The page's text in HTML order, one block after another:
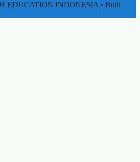
EDUCATION INDONESIA • Built